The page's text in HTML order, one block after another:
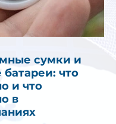
сумки и
что
и что
в